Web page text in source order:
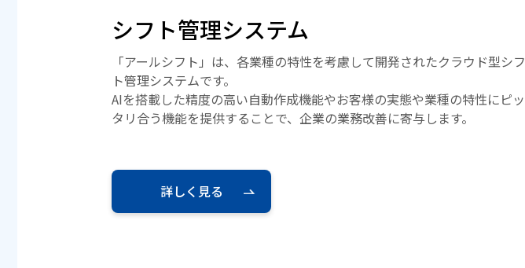
シフト管理システム
「アールシフト」は、各業種の特性を考慮して開発されたクラウド型シフ
ト管理システムです。
AIを搭載した精度の高い自動作成機能やお客様の実態や業種の特性にピッ
タリ合う機能を提供することで、企業の業務改善に寄与します。
詳しく見る